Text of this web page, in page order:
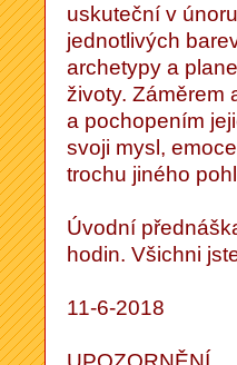
uskuteční v
jednotlivých
archetypy a
životy. Záměrem
a pochopením
svoji mysl,
trochu jiného
Úvodní
hodin. Všichni
11-6-2018